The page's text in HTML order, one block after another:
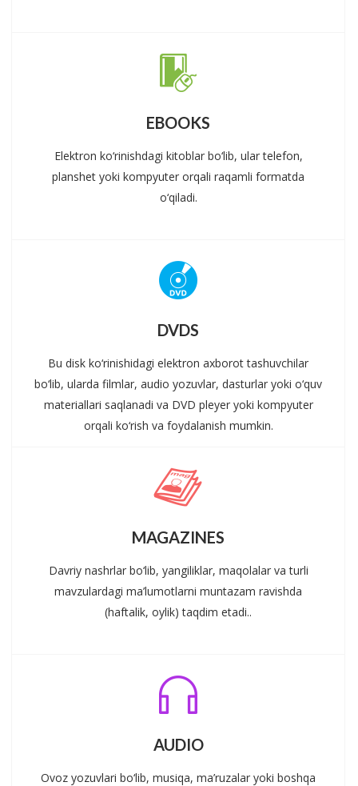
EBOOKS
Elektron ko‘rinishdagi kitoblar bo‘lib, ular telefon,
planshet yoki kompyuter orqali raqamli formatda
o‘qiladi.
DVDS
Bu disk ko‘rinishidagi elektron axborot tashuvchilar
bo‘lib, ularda filmlar, audio yozuvlar, dasturlar yoki o‘quv
materiallari saqlanadi va DVD pleyer yoki kompyuter
orqali ko‘rish va foydalanish mumkin.
MAGAZINES
Davriy nashrlar bo‘lib, yangiliklar, maqolalar va turli
mavzulardagi ma’lumotlarni muntazam ravishda
(haftalik, oylik) taqdim etadi..
AUDIO
Ovoz yozuvlari bo‘lib, musiqa, ma’ruzalar yoki boshqa